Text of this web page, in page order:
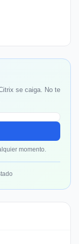
se caiga. No te
momento.